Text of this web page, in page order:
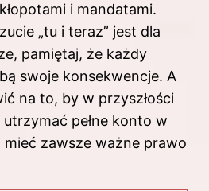
i mandatami.
„tu i teraz” jest dla
pamiętaj, że każdy
swoje konsekwencje. A
na to, by w przyszłości
pełne konto w
zawsze ważne prawo